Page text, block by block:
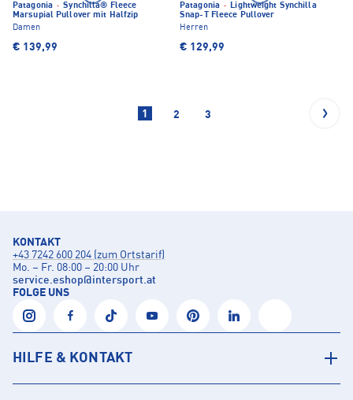
Patagonia · Synchilla® Fleece
Marsupial Pullover mit Halfzip
Damen
€ 139,99
Patagonia · Lightweight Synchilla
Snap-T Fleece Pullover
Herren
€ 129,99
1 2 3
KONTAKT
+43 7242 600 204 (zum Ortstarif)
Mo. – Fr. 08:00 – 20:00 Uhr
service.eshop@intersport.at
FOLGE UNS
HILFE & KONTAKT